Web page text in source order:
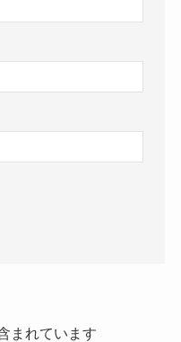
まれています